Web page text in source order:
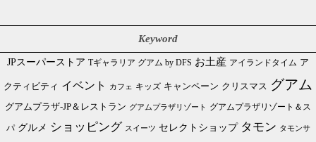
Keyword
JPスーパーストア Tギャラリア グアム by DFS お土産 アイランドタイム ア
クティビティ イベント カフェ キッズ キャンペーン クリスマス グアム
グアムプラザ-JP＆レストラン グアムプラザリゾート グアムプラザリゾート＆ス
パ グルメ ショッピング スイーツ セレクトショップ タモン タモンサ